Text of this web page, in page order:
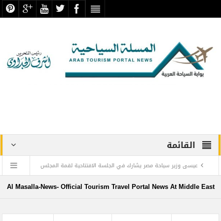
القائمة
عيسى وزير سياحة مصر يشارك في الجلسة الافتتاحية لقمة المجلس
الدولي للسفر والسياحة
Al Masalla-News- Official Tourism Travel Portal News At Middle East